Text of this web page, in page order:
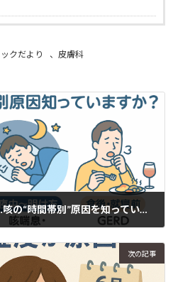
クだより 、皮膚科
“時間帯別”原因を知っていますか？
次の記事